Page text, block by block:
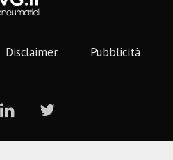
Disclaimer Pubblicità